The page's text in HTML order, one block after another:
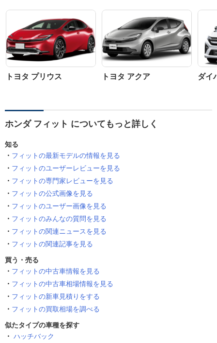
トヨタ プリウス トヨタ アクア ダイ
ホンダ フィット についてもっと詳しく
知る
フィットの最新モデルの情報を見る
フィットのユーザーレビューを見る
フィットの専門家レビューを見る
フィットの公式画像を見る
フィットのユーザー画像を見る
フィットのみんなの質問を見る
フィットの関連ニュースを見る
フィットの関連記事を見る
買う・売る
フィットの中古車情報を見る
フィットの中古車相場情報を見る
フィットの新車見積りをする
フィットの買取相場を調べる
似たタイプの車種を探す
ハッチバック